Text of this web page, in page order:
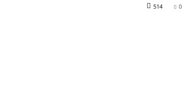
0
514